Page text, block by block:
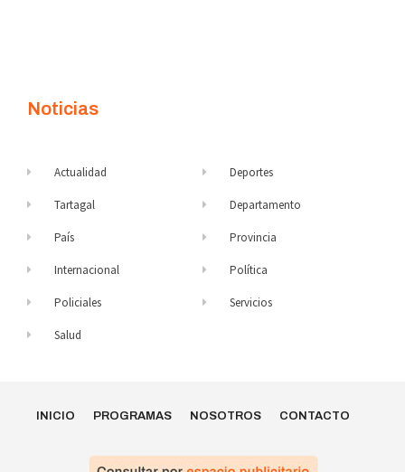
Noticias
Actualidad
Tartagal
País
Internacional
Policiales
Salud
Deportes
Departamento
Provincia
Política
Servicios
INICIO PROGRAMAS NOSOTROS CONTACTO